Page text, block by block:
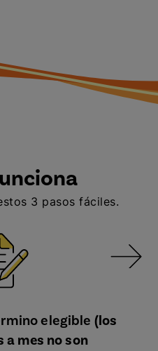
3 pasos fáciles.
elegible (los
a mes no son